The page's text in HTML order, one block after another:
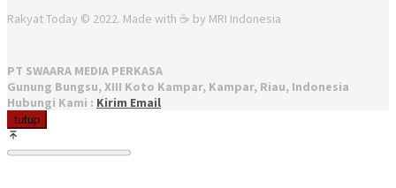
Rakyat Today © 2022. Made with ☕ by MRI Indonesia
PT SWAARA MEDIA PERKASA
Gunung Bungsu, XIII Koto Kampar, Kampar, Riau, Indonesia
Hubungi Kami : Kirim Email
tutup